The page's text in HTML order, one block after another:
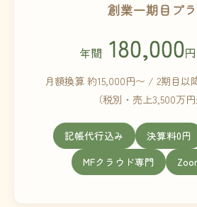
創業一期目プ
年間 180,000
月額換算 約15,000円〜 / 2期目以
（税別・売上3,500万円
記帳代行込み 決算料0円
MFクラウド専門